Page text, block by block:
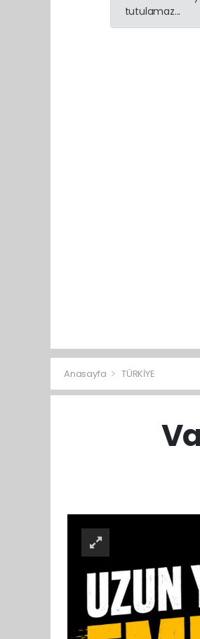
tutulamaz...
Anasayfa TÜRKİYE